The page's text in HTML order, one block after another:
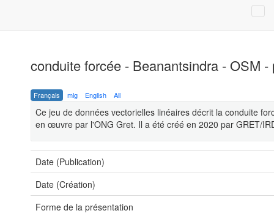
conduite forcée - Beanantsindra - OSM
Français mlg English All
Ce jeu de données vectorielles linéaires décrit la conduite
en œuvre par l'ONG Gret. Il a été créé en 2020 par GRET/
Date (Publication)
Date (Création)
Forme de la présentation